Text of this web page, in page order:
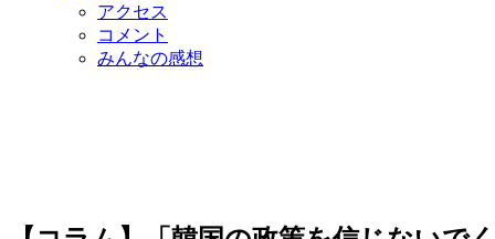
アクセス
コメント
みんなの感想